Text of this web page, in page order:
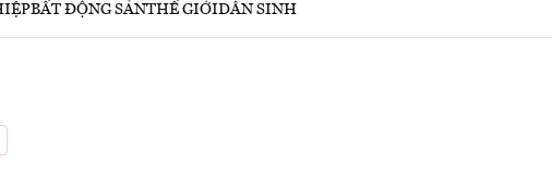
BẤT ĐỘNG SẢNTHẾ GIỚIDÂN SINH